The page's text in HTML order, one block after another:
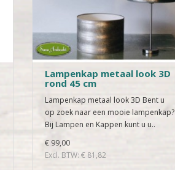
Lampenkap metaal look 3D
rond 45 cm
Lampenkap metaal look 3D Bent u
op zoek naar een mooie lampenkap?
Bij Lampen en Kappen kunt u u..
€ 99,00
Excl. BTW: € 81,82